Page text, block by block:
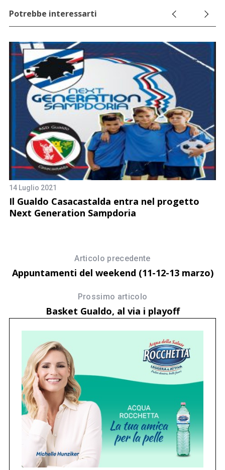
Potrebbe interessarti
14 Luglio 2021
Il Gualdo Casacastalda entra nel progetto
Next Generation Sampdoria
Articolo precedente
Appuntamenti del weekend (11-12-13 marzo)
Prossimo articolo
Basket Gualdo, al via i playoff